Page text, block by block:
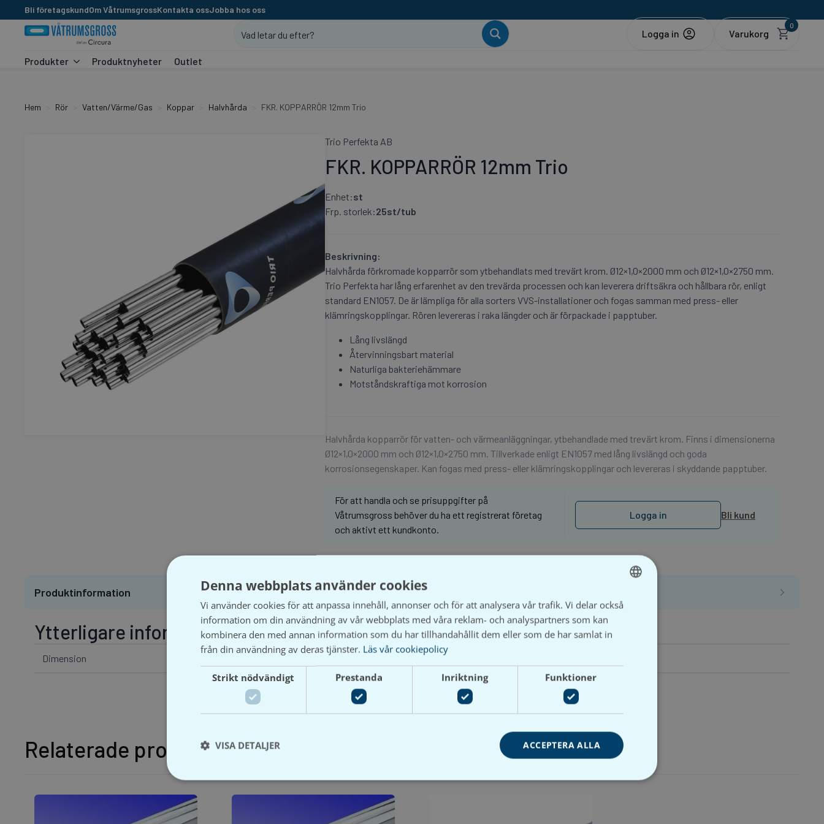
Bli företagskundOm VåtrumsgrossKontakta ossJobba hos oss
Logga in
0
Produkter Produktnyheter Outlet
Hem Rör Vatten/Värme/Gas Koppar Halvhårda FKR. KOPPARRÖR 12mm Trio
Trio Perfekta AB
FKR. KOPPARRÖR 12mm Trio
Enhet:st
Frp. storlek:25st/tub
Beskrivning:
Halvhårda förkromade kopparrör som ytbehandlats med trevärt krom. Ø12×1,0×2000 mm och Ø12×1,0×2750 mm.
Trio Perfekta har lång erfarenhet av den trevärda processen och kan leverera driftsäkra och hållbara rör, enligt
standard EN1057. De är lämpliga för alla sorters VVS-installationer och fogas samman med press- eller
klämringskopplingar. Rören levereras i raka längder och är förpackade i papptuber.
Lång livslängd
Återvinningsbart material
Naturliga bakteriehämmare
Motståndskraftiga mot korrosion
Halvhårda kopparrör för vatten- och värmeanläggningar, ytbehandlade med trevärt krom. Finns i dimensionerna
Ø12×1,0×2000 mm och Ø12×1,0×2750 mm. Tillverkade enligt EN1057 med lång livslängd och goda
korrosionsegenskaper. Kan fogas med press- eller klämringskopplingar och levereras i skyddande papptuber.
För att handla och se prisuppgifter på
Våtrumsgross behöver du ha ett registrerat företag
och aktivt ett kundkonto.
Logga in Bli kund
Produktinformation
Ytterligare information
Dimension 12x1x2000mm, 12x1x2750mm
Relaterade produkter
SWEDISH
SVENSKA
Denna webbplats använder cookies
Vi använder cookies för att anpassa innehåll, annonser och för att analysera vår trafik. Vi delar också
information om din användning av vår webbplats med våra reklam- och analyspartners som kan
kombinera den med annan information som du har tillhandahållit dem eller som de har samlat in
från din användning av deras tjänster. Läs vår cookiepolicy
Strikt nödvändigt Prestanda Inriktning Funktioner
ACCEPTERA ALLA
VISA DETALJER